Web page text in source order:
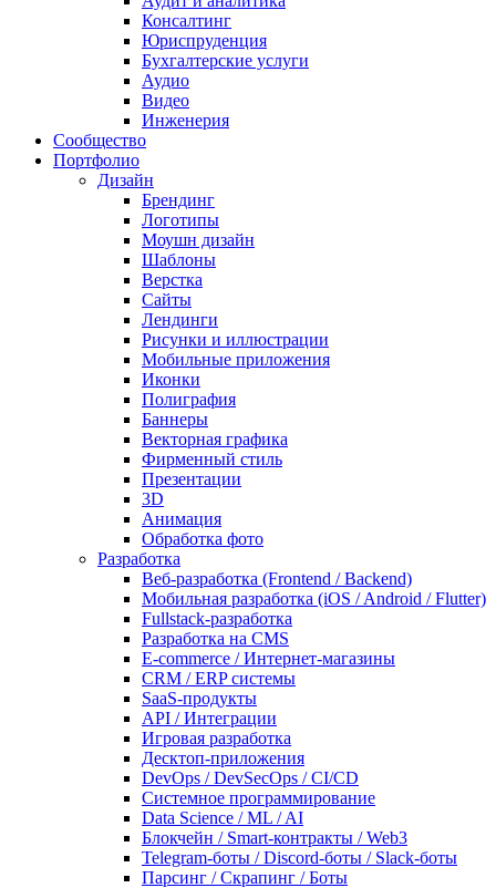
Консалтинг
Юриспруденция
Бухгалтерские услуги
Аудио
Видео
Инженерия
Сообщество
Портфолио
Дизайн
Брендинг
Логотипы
Моушн дизайн
Шаблоны
Верстка
Сайты
Лендинги
Рисунки и иллюстрации
Мобильные приложения
Иконки
Полиграфия
Баннеры
Векторная графика
Фирменный стиль
Презентации
3D
Анимация
Обработка фото
Разработка
Веб-разработка (Frontend / Backend)
Мобильная разработка (iOS / Android / Flutter)
Fullstack-разработка
Разработка на CMS
E-commerce / Интернет-магазины
CRM / ERP системы
SaaS-продукты
API / Интеграции
Игровая разработка
Десктоп-приложения
DevOps / DevSecOps / CI/CD
Системное программирование
Data Science / ML / AI
Блокчейн / Smart-контракты / Web3
Telegram-боты / Discord-боты / Slack-боты
Парсинг / Скрапинг / Боты